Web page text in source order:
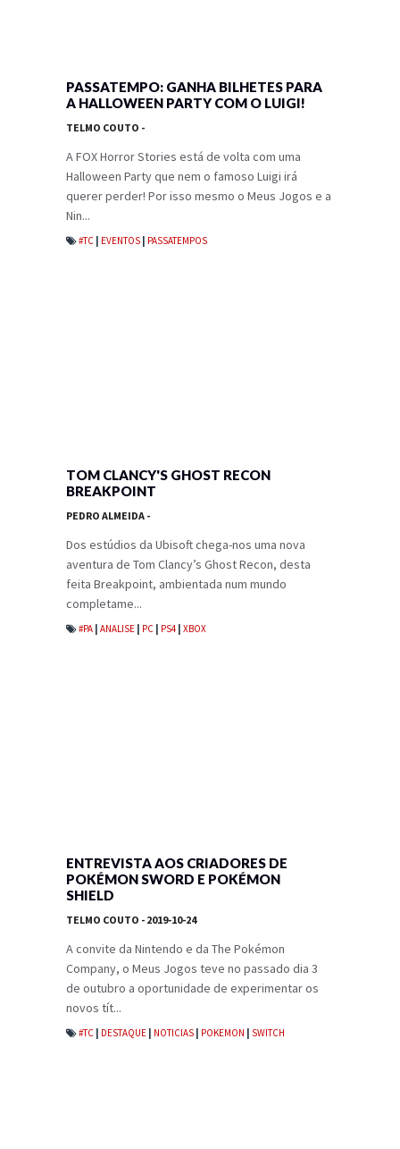
PASSATEMPO: GANHA BILHETES PARA
A HALLOWEEN PARTY COM O LUIGI!
TELMO COUTO -
A FOX Horror Stories está de volta com uma
Halloween Party que nem o famoso Luigi irá
querer perder! Por isso mesmo o Meus Jogos e a
Nin...
#TC EVENTOS PASSATEMPOS
TOM CLANCY'S GHOST RECON
BREAKPOINT
PEDRO ALMEIDA -
Dos estúdios da Ubisoft chega-nos uma nova
aventura de Tom Clancy’s Ghost Recon, desta
feita Breakpoint, ambientada num mundo
completame...
#PA ANALISE PC PS4 XBOX
ENTREVISTA AOS CRIADORES DE
POKÉMON SWORD E POKÉMON
SHIELD
TELMO COUTO - 2019-10-24
A convite da Nintendo e da The Pokémon
Company, o Meus Jogos teve no passado dia 3
de outubro a oportunidade de experimentar os
novos tít...
#TC DESTAQUE NOTICIAS POKEMON SWITCH